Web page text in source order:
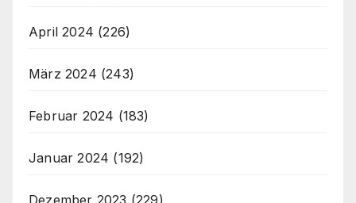
April 2024 (226)
März 2024 (243)
Februar 2024 (183)
Januar 2024 (192)
Dezember 2023 (229)